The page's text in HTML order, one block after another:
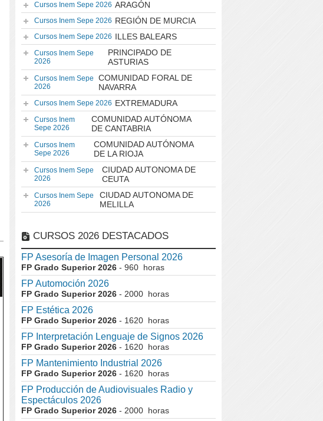
Cursos Inem Sepe 2026 ARAGÓN
Cursos Inem Sepe 2026 REGIÓN DE MURCIA
Cursos Inem Sepe 2026 ILLES BALEARS
Cursos Inem Sepe
2026
PRINCIPADO DE
ASTURIAS
Cursos Inem Sepe
2026
COMUNIDAD FORAL DE
NAVARRA
Cursos Inem Sepe 2026 EXTREMADURA
Cursos Inem
Sepe 2026
COMUNIDAD AUTÓNOMA
DE CANTABRIA
Cursos Inem
Sepe 2026
COMUNIDAD AUTÓNOMA
DE LA RIOJA
Cursos Inem Sepe
2026
CIUDAD AUTONOMA DE
CEUTA
Cursos Inem Sepe
2026
CIUDAD AUTONOMA DE
MELILLA
CURSOS 2026 DESTACADOS
FP Asesoría de Imagen Personal 2026
FP Grado Superior 2026 - 960 horas
FP Automoción 2026
FP Grado Superior 2026 - 2000 horas
FP Estética 2026
FP Grado Superior 2026 - 1620 horas
FP Interpretación Lenguaje de Signos 2026
FP Grado Superior 2026 - 1620 horas
FP Mantenimiento Industrial 2026
FP Grado Superior 2026 - 1620 horas
FP Producción de Audiovisuales Radio y
Espectáculos 2026
FP Grado Superior 2026 - 2000 horas